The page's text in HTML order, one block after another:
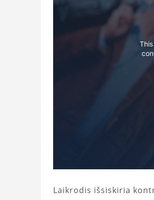
Laikrodis išsiskiria